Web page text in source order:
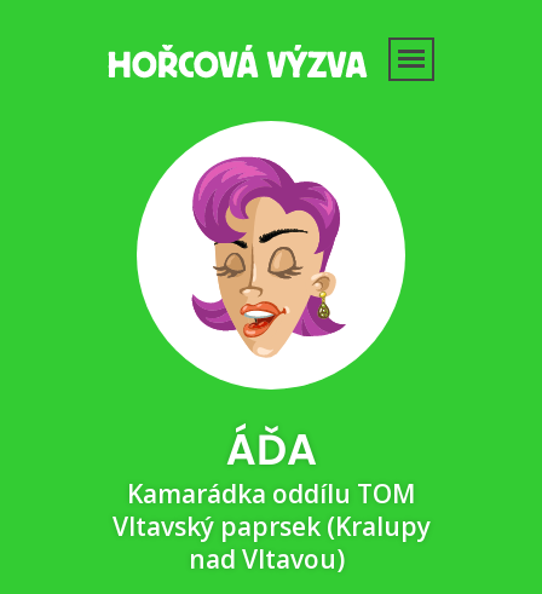
ÁĎA
Kamarádka oddílu TOM
Vltavský paprsek (Kralupy
nad Vltavou)